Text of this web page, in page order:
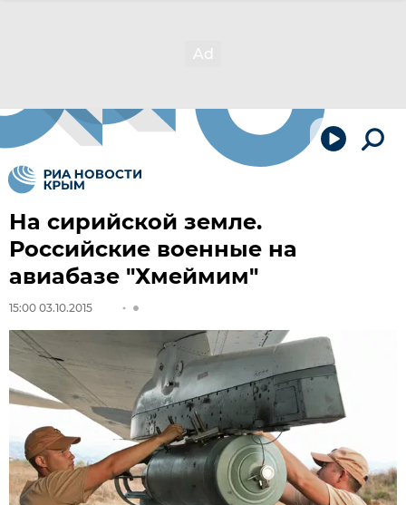
На сирийской земле.
Российские военные на
авиабазе "Хмеймим"
15:00 03.10.2015